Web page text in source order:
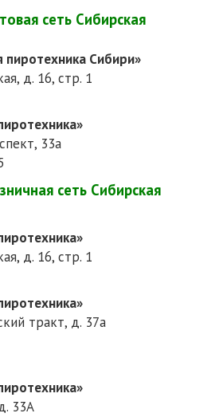
сеть Сибирская
пиротехника Сибири»
д. 16, стр. 1
33а
сеть Сибирская
д. 16, стр. 1
тракт, д. 37а
33А